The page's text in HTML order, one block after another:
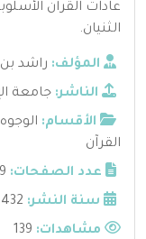
عادات القرآن
الثنيان.
المؤلف: راشد
الناشر: جامعة
الأقسام:
القرآن
عدد الصفحات:
سنة النشر:
مشاهدات: